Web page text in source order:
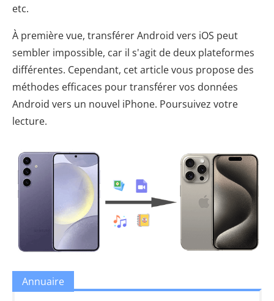
etc.
À première vue, transférer Android vers iOS peut
sembler impossible, car il s'agit de deux plateformes
différentes. Cependant, cet article vous propose des
méthodes efficaces pour transférer vos données
Android vers un nouvel iPhone. Poursuivez votre
lecture.
Annuaire